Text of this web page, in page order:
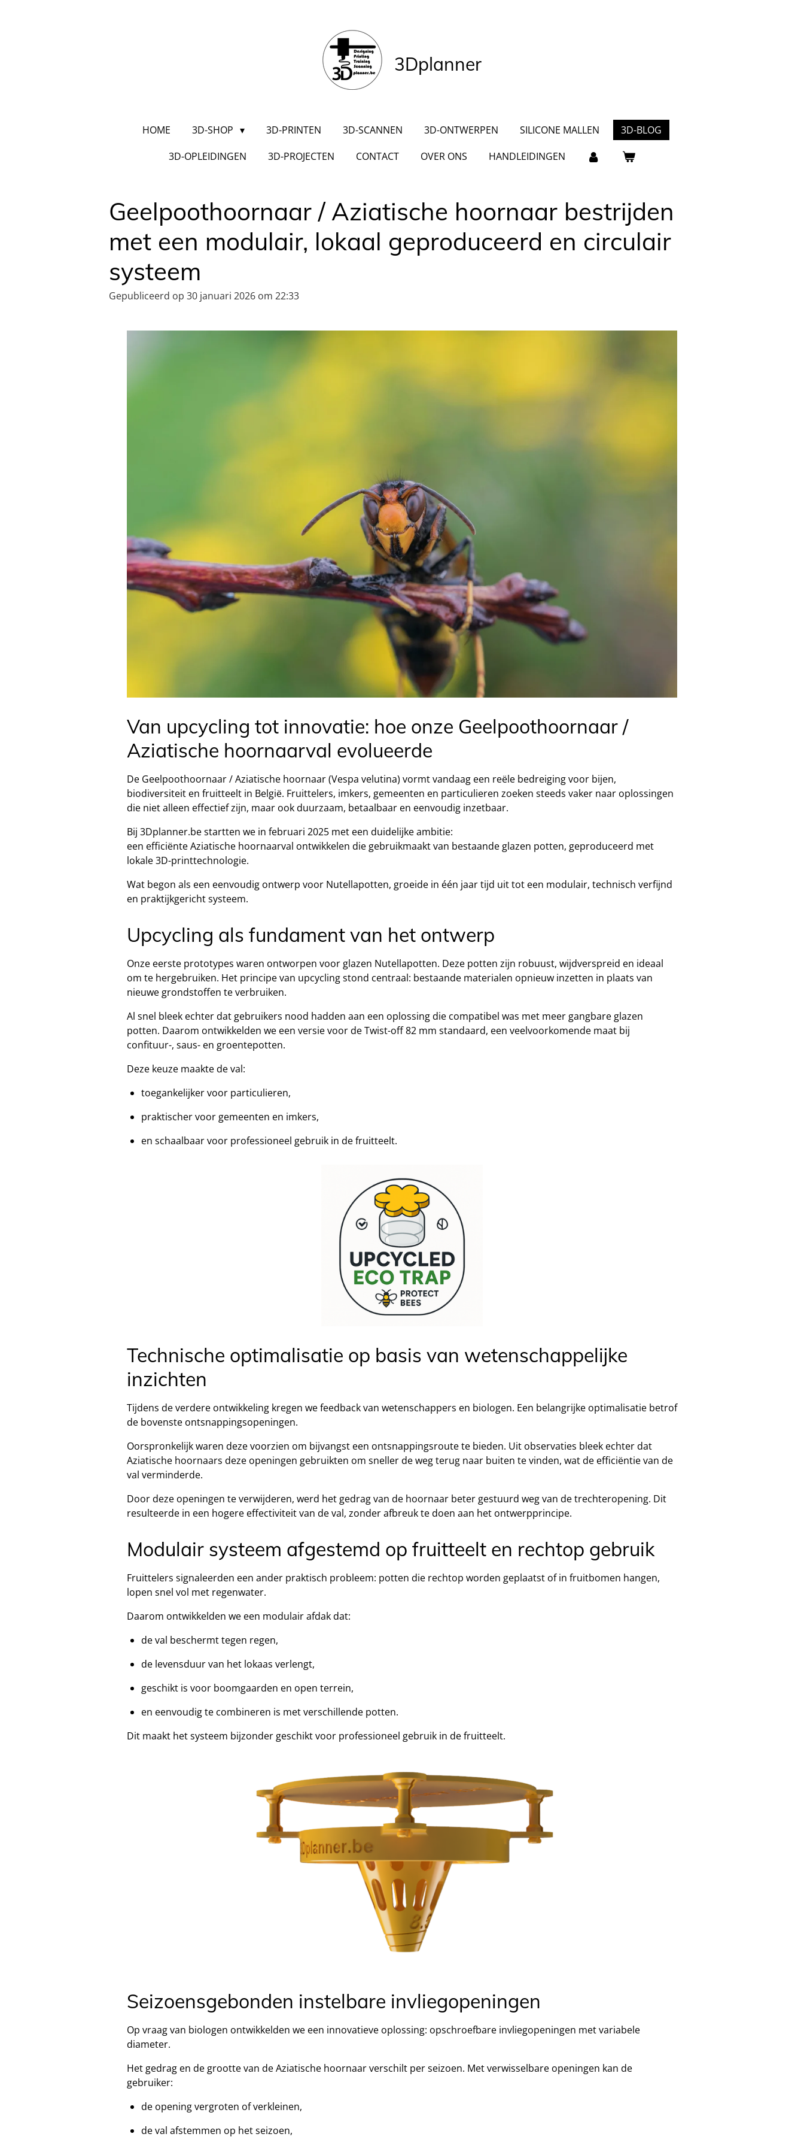
3Dplanner
HOME 3D-SHOP 3D-PRINTEN 3D-SCANNEN 3D-ONTWERPEN SILICONE MALLEN
3D-BLOG
3D-OPLEIDINGEN
3D-PROJECTEN CONTACT OVER ONS HANDLEIDINGEN
Geelpoothoornaar / Aziatische hoornaar bestrijden
met een modulair, lokaal geproduceerd en circulair
systeem
Gepubliceerd op 30 januari 2026 om 22:33
Van upcycling tot innovatie: hoe onze Geelpoothoornaar /
Aziatische hoornaarval evolueerde
De Geelpoothoornaar / Aziatische hoornaar (Vespa velutina) vormt vandaag een reële bedreiging voor bijen,
biodiversiteit en fruitteelt in België. Fruittelers, imkers, gemeenten en particulieren zoeken steeds vaker naar oplossingen
die niet alleen effectief zijn, maar ook duurzaam, betaalbaar en eenvoudig inzetbaar.
Bij 3Dplanner.be startten we in februari 2025 met een duidelijke ambitie:
een efficiënte Aziatische hoornaarval ontwikkelen die gebruikmaakt van bestaande glazen potten, geproduceerd met
lokale 3D-printtechnologie.
Wat begon als een eenvoudig ontwerp voor Nutellapotten, groeide in één jaar tijd uit tot een modulair, technisch verfijnd
en praktijkgericht systeem.
Upcycling als fundament van het ontwerp
Onze eerste prototypes waren ontworpen voor glazen Nutellapotten. Deze potten zijn robuust, wijdverspreid en ideaal
om te hergebruiken. Het principe van upcycling stond centraal: bestaande materialen opnieuw inzetten in plaats van
nieuwe grondstoffen te verbruiken.
Al snel bleek echter dat gebruikers nood hadden aan een oplossing die compatibel was met meer gangbare glazen
potten. Daarom ontwikkelden we een versie voor de Twist-off 82 mm standaard, een veelvoorkomende maat bij
confituur-, saus- en groentepotten.
Deze keuze maakte de val:
toegankelijker voor particulieren,
praktischer voor gemeenten en imkers,
en schaalbaar voor professioneel gebruik in de fruitteelt.
Technische optimalisatie op basis van wetenschappelijke
inzichten
Tijdens de verdere ontwikkeling kregen we feedback van wetenschappers en biologen. Een belangrijke optimalisatie betrof
de bovenste ontsnappingsopeningen.
Oorspronkelijk waren deze voorzien om bijvangst een ontsnappingsroute te bieden. Uit observaties bleek echter dat
Aziatische hoornaars deze openingen gebruikten om sneller de weg terug naar buiten te vinden, wat de efficiëntie van de
val verminderde.
Door deze openingen te verwijderen, werd het gedrag van de hoornaar beter gestuurd weg van de trechteropening. Dit
resulteerde in een hogere effectiviteit van de val, zonder afbreuk te doen aan het ontwerpprincipe.
Modulair systeem afgestemd op fruitteelt en rechtop gebruik
Fruittelers signaleerden een ander praktisch probleem: potten die rechtop worden geplaatst of in fruitbomen hangen,
lopen snel vol met regenwater.
Daarom ontwikkelden we een modulair afdak dat:
de val beschermt tegen regen,
de levensduur van het lokaas verlengt,
geschikt is voor boomgaarden en open terrein,
en eenvoudig te combineren is met verschillende potten.
Dit maakt het systeem bijzonder geschikt voor professioneel gebruik in de fruitteelt.
Seizoensgebonden instelbare invliegopeningen
Op vraag van biologen ontwikkelden we een innovatieve oplossing: opschroefbare invliegopeningen met variabele
diameter.
Het gedrag en de grootte van de Aziatische hoornaar verschilt per seizoen. Met verwisselbare openingen kan de
gebruiker:
de opening vergroten of verkleinen,
de val afstemmen op het seizoen,